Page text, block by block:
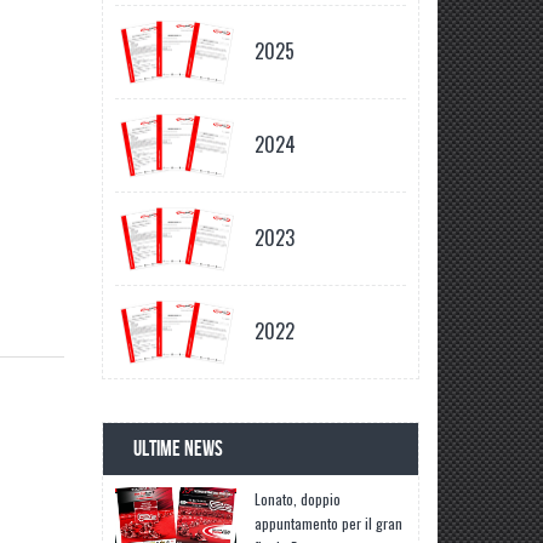
2025
2024
2023
2022
ULTIME NEWS
Lonato, doppio
appuntamento per il gran